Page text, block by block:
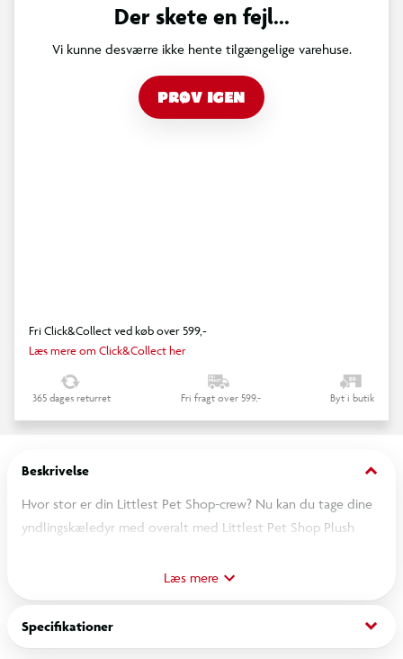
Der skete en fejl...
Vi kunne desværre ikke hente tilgængelige varehuse.
PRØV IGEN
Fri Click&Collect ved køb over 599,-
Læs mere om Click&Collect her
365 dages returret Fri fragt over 599,- Byt i butik
Beskrivelse keyboard_arrow_down
Hvor stor er din Littlest Pet Shop-crew? Nu kan du tage dine
yndlingskæledyr med overalt med Littlest Pet Shop Plush
krammevenlige plysdyr med broderede detaljer, klare farver
og de ikoniske store LPS-øjne.
Hvert plyskæledyr måler ca. 9 cm og har en clip, så de nemt
Læs mere
Specifikationer keyboard_arrow_down